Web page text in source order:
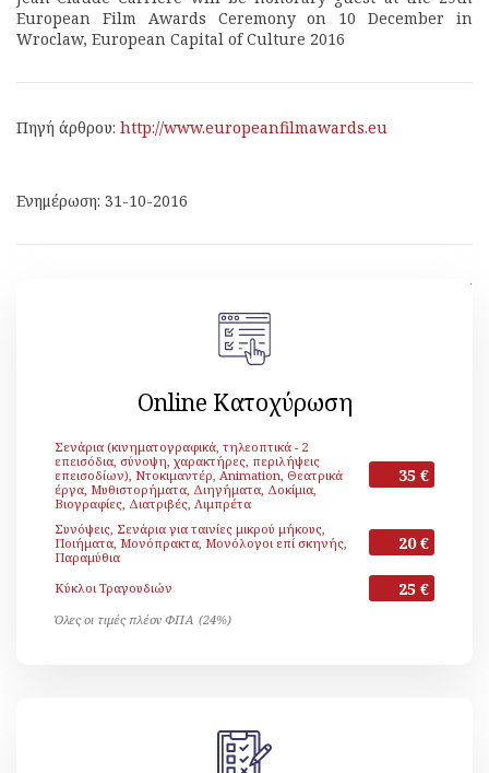
European Film Awards Ceremony on 10 December in
Wroclaw, European Capital of Culture 2016
Πηγή άρθρου: http://www.europeanfilmawards.eu
Ενημέρωση: 31-10-2016
[ Επιστροφή ]
Online Κατοχύρωση
Σενάρια (κινηματογραφικά, τηλεοπτικά - 2
επεισόδια, σύνοψη, χαρακτήρες, περιλήψεις
επεισοδίων), Ντοκιμαντέρ, Animation, Θεατρικά
έργα, Μυθιστορήματα, Διηγήματα, Δοκίμια,
Βιογραφίες, Διατριβές, Λιμπρέτα
35 €
Συνόψεις, Σενάρια για ταινίες μικρού μήκους,
Ποιήματα, Μονόπρακτα, Μονόλογοι επί σκηνής,
Παραμύθια
20 €
Κύκλοι Τραγουδιών 25 €
Όλες οι τιμές πλέον ΦΠΑ (24%)